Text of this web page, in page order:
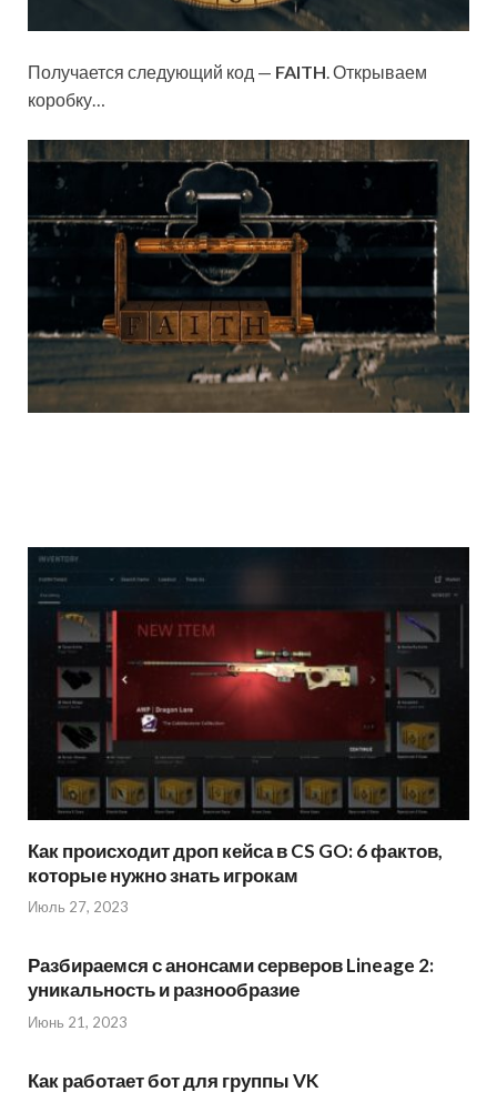
Получается следующий код — FAITH. Открываем
коробку…
Как происходит дроп кейса в CS GO: 6 фактов,
которые нужно знать игрокам
Июль 27, 2023
Разбираемся с анонсами серверов Lineage 2:
уникальность и разнообразие
Июнь 21, 2023
Как работает бот для группы VK